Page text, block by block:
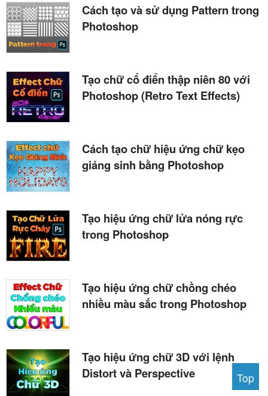
Cách tạo và sử dụng Pattern trong
Photoshop
Tạo chữ cổ điển thập niên 80 với
Photoshop (Retro Text Effects)
Cách tạo chữ hiệu ứng chữ kẹo
giáng sinh bằng Photoshop
Tạo hiệu ứng chữ lửa nóng rực
trong Photoshop
Tạo hiệu ứng chữ chồng chéo
nhiều màu sắc trong Photoshop
Tạo hiệu ứng chữ 3D với lệnh
Distort và Perspective
Top